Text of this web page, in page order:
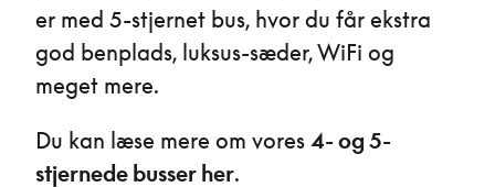
er med 5-stjernet bus, hvor du får ekstra
god benplads, luksus-sæder, WiFi og
meget mere.
Du kan læse mere om vores 4- og 5-
stjernede busser her.